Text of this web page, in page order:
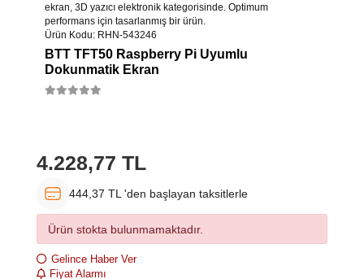
ekran, 3D yazıcı elektronik kategorisinde. Optimum
performans için tasarlanmış bir ürün.
Ürün Kodu: RHN-543246
BTT TFT50 Raspberry Pi Uyumlu
Dokunmatik Ekran
4.228,77 TL
444,37 TL 'den başlayan taksitlerle
Ürün stokta bulunmamaktadır.
Gelince Haber Ver
Fiyat Alarmı